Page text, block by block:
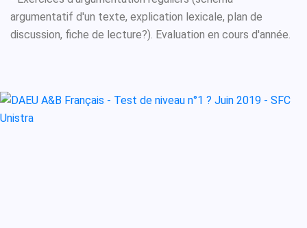
argumentatif d'un texte, explication lexicale, plan de
discussion, fiche de lecture?). Evaluation en cours d'année.